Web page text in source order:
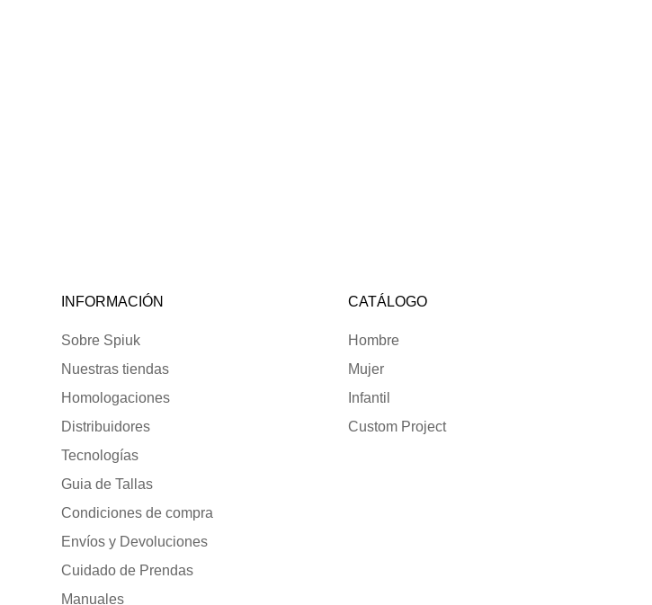
INFORMACIÓN
Sobre Spiuk
Nuestras tiendas
Homologaciones
Distribuidores
Tecnologías
Guia de Tallas
Condiciones de compra
Envíos y Devoluciones
Cuidado de Prendas
Manuales
CATÁLOGO
Hombre
Mujer
Infantil
Custom Project